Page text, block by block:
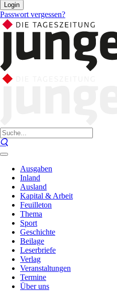
Login
Passwort vergessen?
Ausgaben
Inland
Ausland
Kapital & Arbeit
Feuilleton
Thema
Sport
Geschichte
Beilage
Leserbriefe
Verlag
Veranstaltungen
Termine
Über uns